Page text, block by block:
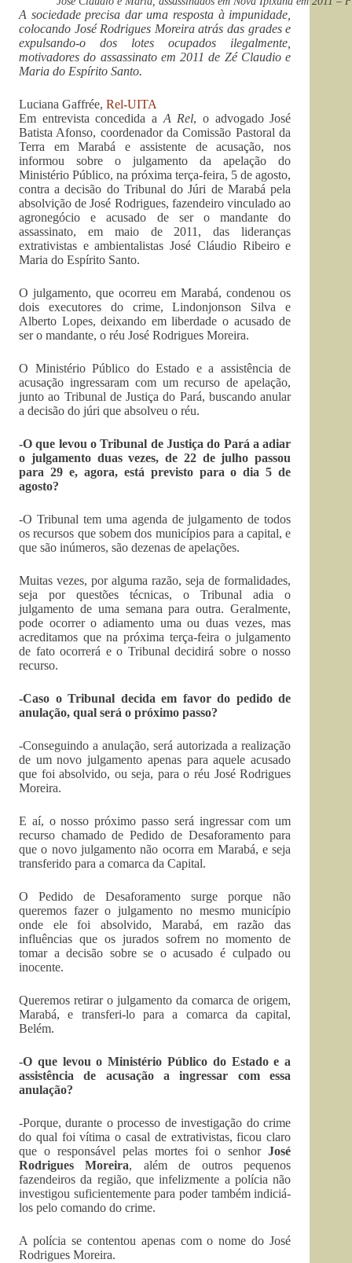
A sociedade precisa dar uma resposta à impunidade,
colocando José Rodrigues Moreira atrás das grades e
expulsando-o dos lotes ocupados ilegalmente,
motivadores do assassinato em 2011 de Zé Claudio e
Maria do Espírito Santo.
Luciana Gaffrée, Rel-UITA
Em entrevista concedida a A Rel, o advogado José
Batista Afonso, coordenador da Comissão Pastoral da
Terra em Marabá e assistente de acusação, nos
informou sobre o julgamento da apelação do
Ministério Público, na próxima terça-feira, 5 de agosto,
contra a decisão do Tribunal do Júri de Marabá pela
absolvição de José Rodrigues, fazendeiro vinculado ao
agronegócio e acusado de ser o mandante do
assassinato, em maio de 2011, das lideranças
extrativistas e ambientalistas José Cláudio Ribeiro e
Maria do Espírito Santo.
O julgamento, que ocorreu em Marabá, condenou os
dois executores do crime, Lindonjonson Silva e
Alberto Lopes, deixando em liberdade o acusado de
ser o mandante, o réu José Rodrigues Moreira.
O Ministério Público do Estado e a assistência de
acusação ingressaram com um recurso de apelação,
junto ao Tribunal de Justiça do Pará, buscando anular
a decisão do júri que absolveu o réu.
-O que levou o Tribunal de Justiça do Pará a adiar
o julgamento duas vezes, de 22 de julho passou
para 29 e, agora, está previsto para o dia 5 de
agosto?
-O Tribunal tem uma agenda de julgamento de todos
os recursos que sobem dos municípios para a capital, e
que são inúmeros, são dezenas de apelações.
Muitas vezes, por alguma razão, seja de formalidades,
seja por questões técnicas, o Tribunal adia o
julgamento de uma semana para outra. Geralmente,
pode ocorrer o adiamento uma ou duas vezes, mas
acreditamos que na próxima terça-feira o julgamento
de fato ocorrerá e o Tribunal decidirá sobre o nosso
recurso.
-Caso o Tribunal decida em favor do pedido de
anulação, qual será o próximo passo?
-Conseguindo a anulação, será autorizada a realização
de um novo julgamento apenas para aquele acusado
que foi absolvido, ou seja, para o réu José Rodrigues
Moreira.
E aí, o nosso próximo passo será ingressar com um
recurso chamado de Pedido de Desaforamento para
que o novo julgamento não ocorra em Marabá, e seja
transferido para a comarca da Capital.
O Pedido de Desaforamento surge porque não
queremos fazer o julgamento no mesmo município
onde ele foi absolvido, Marabá, em razão das
influências que os jurados sofrem no momento de
tomar a decisão sobre se o acusado é culpado ou
inocente.
Queremos retirar o julgamento da comarca de origem,
Marabá, e transferi-lo para a comarca da capital,
Belém.
-O que levou o Ministério Público do Estado e a
assistência de acusação a ingressar com essa
anulação?
-Porque, durante o processo de investigação do crime
do qual foi vítima o casal de extrativistas, ficou claro
que o responsável pelas mortes foi o senhorJosé
Rodrigues Moreira, além de outros pequenos
fazendeiros da região, que infelizmente a polícia não
investigou suficientemente para poder também indiciá-
los pelo comando do crime.
A polícia se contentou apenas com o nome do José
Rodrigues Moreira.